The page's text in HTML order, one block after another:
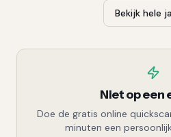
Bekijk hele
Niet op een
Doe de gratis online
minuten een